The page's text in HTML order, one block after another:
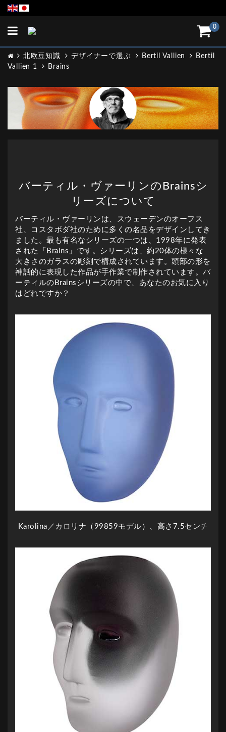
0
Toggle
北欧豆知識 デザイナーで選ぶ Bertil Vallien
Bertil
Vallien 1
Brains
バーティル・ヴァーリンのBrainsシ
リーズについて
バーティル・ヴァーリンは、スウェーデンのオーフス
社、コスタボダ社のために多くの名品をデザインしてき
ました。最も有名なシリーズの一つは、1998年に発表
された「Brains」です。シリーズは、約20体の様々な
大きさのガラスの彫刻で構成されています。頭部の形を
神話的に表現した作品が手作業で制作されています。バ
ーティルのBrainsシリーズの中で、あなたのお気に入り
はどれですか？
Karolina／カロリナ（99859モデル）、高さ7.5センチ